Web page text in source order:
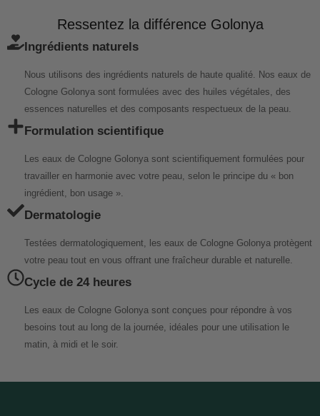
Ressentez la différence Golonya
Ingrédients naturels
Nous utilisons des ingrédients naturels de haute qualité. Nos eaux de
Cologne Golonya sont formulées avec des huiles végétales, des
essences naturelles et des composants respectueux de la peau.
Formulation scientifique
Les eaux de Cologne Golonya sont scientifiquement formulées pour
travailler en harmonie avec votre peau, selon le principe du « bon
ingrédient, bon usage ».
Dermatologie
Testées dermatologiquement, les eaux de Cologne Golonya protègent
votre peau tout en vous offrant une fraîcheur durable et naturelle.
Cycle de 24 heures
Les eaux de Cologne Golonya sont conçues pour répondre à vos
besoins tout au long de la journée, idéales pour une utilisation le
matin, à midi et le soir.